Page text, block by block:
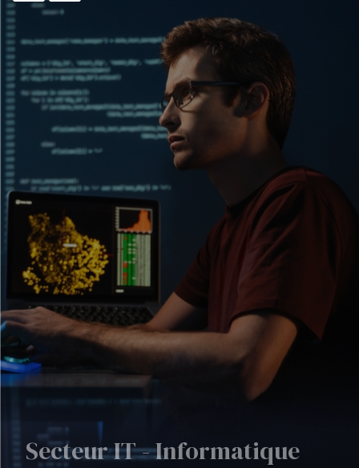
Secteur IT - Informatique